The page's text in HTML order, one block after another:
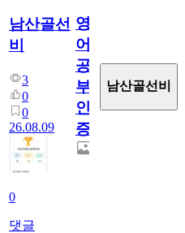
남산골선
비
3
0
0
26.08.09
0
댓글
영
어
공
부
인
증
남산골선비